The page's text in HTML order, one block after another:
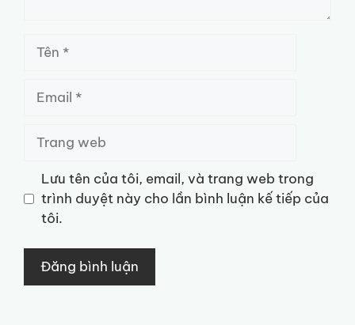
web
Lưu tên của tôi, email, và trang web trong
trình duyệt này cho lần bình luận kế tiếp của
tôi.